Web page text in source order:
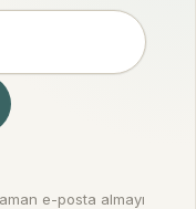
e-posta almayı